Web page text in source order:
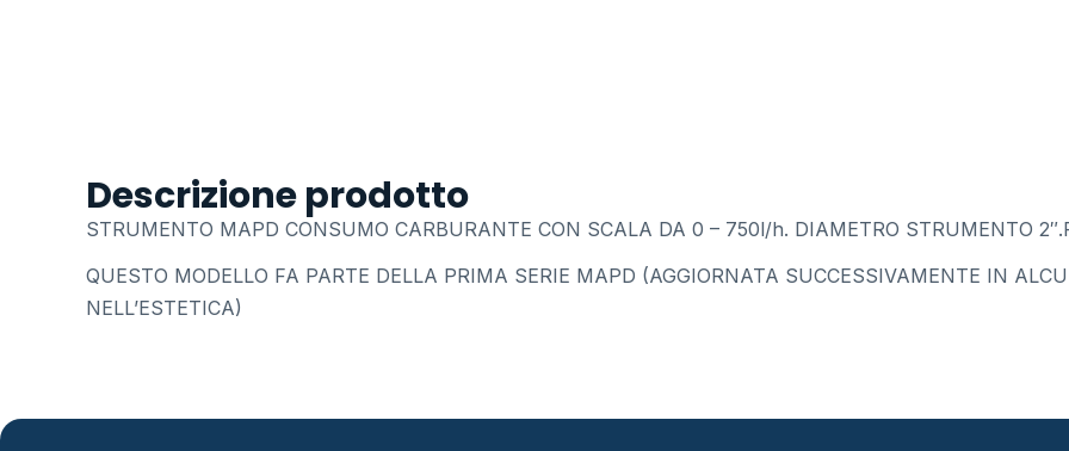
Descrizione prodotto
STRUMENTO MAPD CONSUMO CARBURANTE CON SCALA DA 0 – 750l/h. DIAMETRO STRUMENTO
QUESTO MODELLO FA PARTE DELLA PRIMA SERIE MAPD (AGGIORNATA SUCCESSIVAMENTE IN
NELL’ESTETICA)